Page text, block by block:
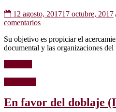
12 agosto, 201717 octubre, 2017
comentarios
Su objetivo es propiciar el
documental y las organizaciones
En favor del doblaje